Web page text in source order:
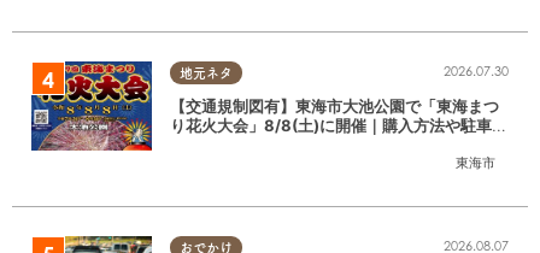
地元ネタ
東海市
2026.07.30
【交通規制図有】東海市大池公園で「東海まつ
り花火大会」8/8(土)に開催｜購入方法や駐車場
おでかけ 2026.08.07